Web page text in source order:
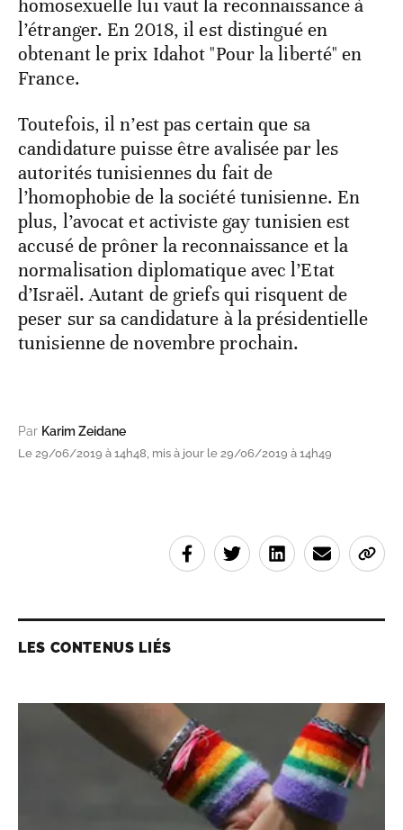
homosexuelle lui vaut la reconnaissance à
l’étranger. En 2018, il est distingué en
obtenant le prix Idahot "Pour la liberté" en
France.
Toutefois, il n’est pas certain que sa
candidature puisse être avalisée par les
autorités tunisiennes du fait de
l’homophobie de la société tunisienne. En
plus, l’avocat et activiste gay tunisien est
accusé de prôner la reconnaissance et la
normalisation diplomatique avec l’Etat
d’Israël. Autant de griefs qui risquent de
peser sur sa candidature à la présidentielle
tunisienne de novembre prochain.
Par Karim Zeidane
Le 29/06/2019 à 14h48, mis à jour le 29/06/2019 à 14h49
LES CONTENUS LIÉS